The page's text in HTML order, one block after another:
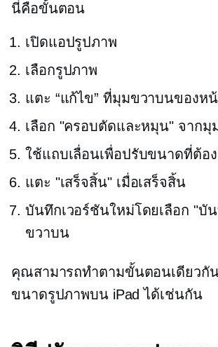
นี่คือขั้นตอน
เปิดแอปรูปภาพ
เลือกรูปภาพ
แตะ “แก้ไข” ที่มุมขวาบนของห
เลือก "ครอบตัดและหมุน" จากมุ
ใช้แถบเลื่อนเพื่อปรับขนาดที่ต้อง
แตะ "เสร็จสิ้น" เมื่อเสร็จสิ้น
บันทึกเวอร์ชันใหม่โดยเลือก "บั
ขวาบน
คุณสามารถทำตามขั้นตอนเดียวกั
ขนาดรูปภาพบน iPad ได้เช่นกัน